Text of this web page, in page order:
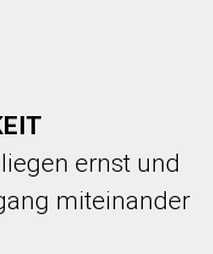
ernst und
miteinander